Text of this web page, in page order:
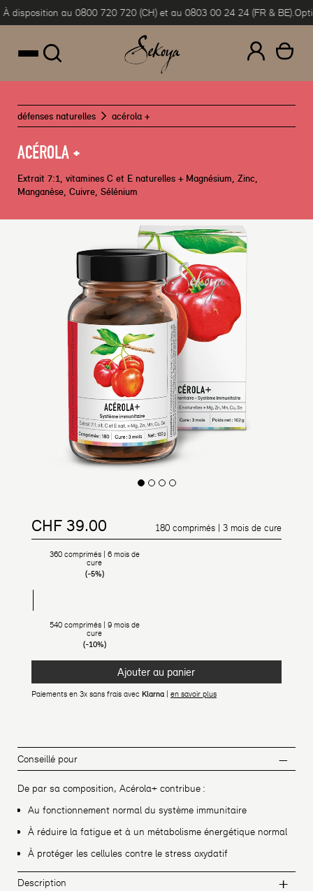
au contenu
au 0800 720 720 (CH) et au 0803 00 24 24 (FR & BE).
défenses naturelles acérola +
ACÉROLA +
Extrait 7:1, vitamines C et E naturelles + Magnésium, Zinc,
Manganèse, Cuivre, Sélénium
Prix régulier
Prix réduit
CHF 39.00 180 comprimés | 3 mois de cure
360 comprimés | 6 mois de
cure
(-5%)
540 comprimés | 9 mois de
cure
(-10%)
Ajouter au panier
Paiements en 3x sans frais avec Klarna| en savoir plus
Conseillé pour
De par sa composition, Acérola+ contribue :
Au fonctionnement normal du système immunitaire
À réduire la fatigue et à un métabolisme énergétique normal
À protéger les cellules contre le stress oxydatif
Description